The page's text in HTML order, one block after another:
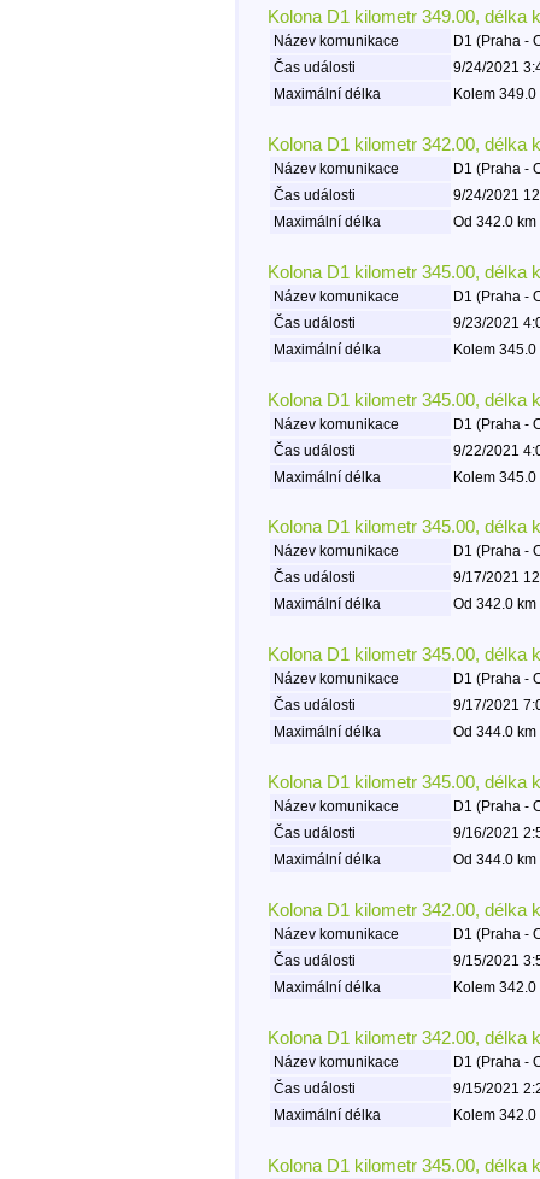
Kolona D1 kilometr 349.00, délka
Název komunikace
D1 (Praha -
Čas události
9/24/2021
Maximální délka
Kolem
Kolona D1 kilometr 342.00, délka
Název komunikace
D1 (Praha -
Čas události
9/24/2021
Maximální délka
Od 342.0
Kolona D1 kilometr 345.00, délka
Název komunikace
D1 (Praha -
Čas události
9/23/2021
Maximální délka
Kolem
Kolona D1 kilometr 345.00, délka
Název komunikace
D1 (Praha -
Čas události
9/22/2021
Maximální délka
Kolem
Kolona D1 kilometr 345.00, délka
Název komunikace
D1 (Praha -
Čas události
9/17/2021
Maximální délka
Od 342.0
Kolona D1 kilometr 345.00, délka
Název komunikace
D1 (Praha -
Čas události
9/17/2021
Maximální délka
Od 344.0
Kolona D1 kilometr 345.00, délka
Název komunikace
D1 (Praha -
Čas události
9/16/2021
Maximální délka
Od 344.0
Kolona D1 kilometr 342.00, délka
Název komunikace
D1 (Praha -
Čas události
9/15/2021
Maximální délka
Kolem
Kolona D1 kilometr 342.00, délka
Název komunikace
D1 (Praha -
Čas události
9/15/2021
Maximální délka
Kolem
Kolona D1 kilometr 345.00, délka